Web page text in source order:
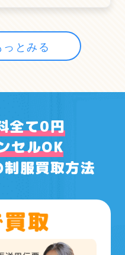
とみる
全て0円
セルOK
服買取方法